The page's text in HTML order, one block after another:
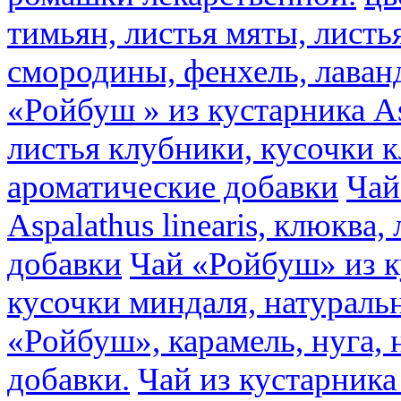
тимьян, листья мяты,
смородины, фенхель,
«Ройбуш » из кустарника
листья клубники, кусочки
ароматические добавки
Aspalathus linearis, клюква,
добавки Чай «Ройбуш» из
кусочки миндаля,
«Ройбуш», карамель, нуга,
добавки. Чай из